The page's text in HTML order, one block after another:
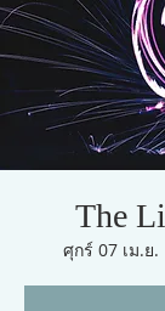
The
ศุกร์ 07 เม.ย.